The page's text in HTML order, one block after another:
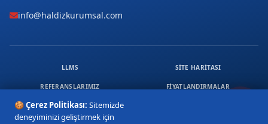
🍪 Çerez Politikası: Sitemizde
deneyiminizi geliştirmek için
info@haldizkurumsal.com
© 2026 HALDIZ KURUMSAL. TÜM HAKLARI SAKLIDIR.
LLMS SITE HARITASI
REFERANSLARIMIZ FIYATLANDIRMALAR
ÜCRETSIZ DANIŞMANLIK